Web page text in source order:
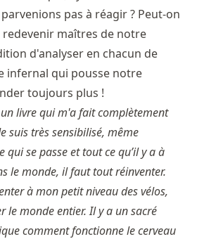
pas à réagir ? Peut-on
maîtres de notre
d'analyser en chacun de
infernal qui pousse notre
toujours plus !
un livre qui m'a fait complètement
suis très sensibilisé, même
qui se passe et tout ce qu’il y a à
le monde, il faut tout réinventer.
à mon petit niveau des vélos,
le monde entier. Il y a un sacré
comment fonctionne le cerveau